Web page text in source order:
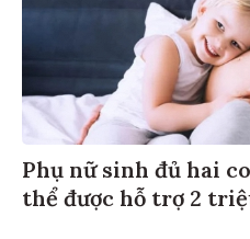
Phụ nữ sinh đủ hai
thể được hỗ trợ 2